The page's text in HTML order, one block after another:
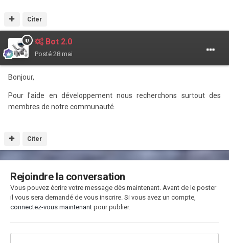
Citer
Bot 2.0
Posté 28 mai
Bonjour,
Pour l'aide en développement nous recherchons surtout des
membres de notre communauté.
Citer
Rejoindre la conversation
Vous pouvez écrire votre message dès maintenant. Avant de le poster
il vous sera demandé de vous inscrire. Si vous avez un compte,
connectez-vous maintenant pour publier.